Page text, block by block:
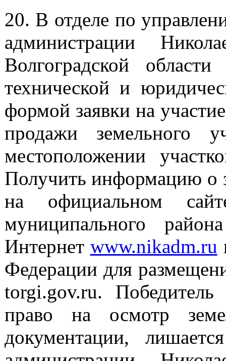
20. В отделе по
администрации
Волгоградской
технической и
формой заявки на
продажи земельного
местоположении
Получить информацию о
на официальном
муниципального
Интернет www.nikadm.ru
Федерации для
torgi.gov.ru.
право на осмотр
документации,